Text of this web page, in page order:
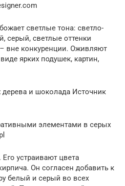
светлые тона: светло-
серый, светлые оттенки
вне конкуренции. Оживляют
ярких подушек, картин,
дерева и шоколада Источник
элементами в серых
устраивают цвета
Он согласен добавить к
белый и серый во всех